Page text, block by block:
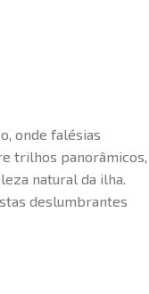
onde falésias
trilhos panorâmicos,
natural da ilha.
deslumbrantes